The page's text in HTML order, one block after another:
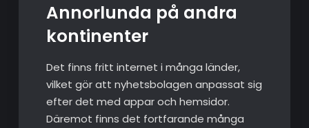
Annorlunda på andra
kontinenter
Det finns fritt internet i många länder,
vilket gör att nyhetsbolagen anpassat sig
efter det med appar och hemsidor.
Däremot finns det fortfarande många